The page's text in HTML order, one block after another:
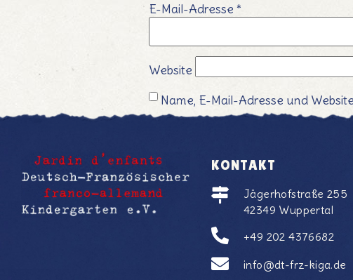
E-Mail-Adresse *
Website
Name, E-Mail-Adresse und
KONTAKT
Jägerhofstraße 255
42349 Wuppertal
+49 202 4376682
info@dt-frz-kiga.de